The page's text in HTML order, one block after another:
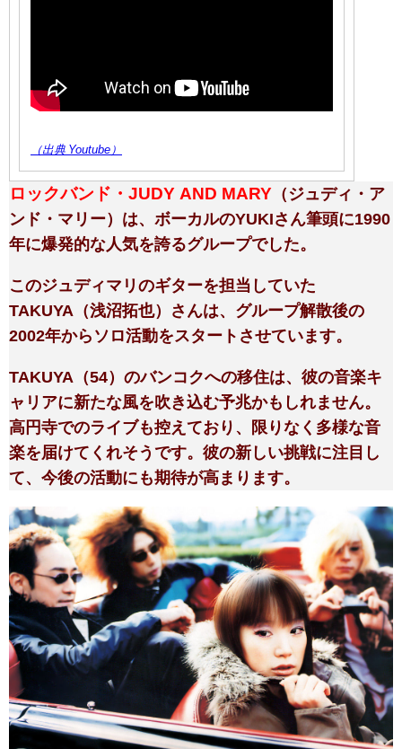
（出典 Youtube）
ロックバンド・JUDY AND MARY （ジュディ・ア
ンド・マリー）は、ボーカルのYUKIさん筆頭に1990
年に爆発的な人気を誇るグループでした。
このジュディマリのギターを担当していた
TAKUYA（浅沼拓也）さんは、グループ解散後の
2002年からソロ活動をスタートさせています。
TAKUYA（54）のバンコクへの移住は、彼の音楽キ
ャリアに新たな風を吹き込む予兆かもしれません。
高円寺でのライブも控えており、限りなく多様な音
楽を届けてくれそうです。彼の新しい挑戦に注目し
て、今後の活動にも期待が高まります。